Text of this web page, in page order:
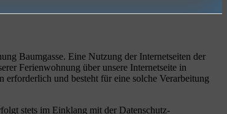
Baumgasse. Eine Nutzung der Internetseiten der
Ferienwohnung über unsere Internetseite in
erforderlich und besteht für eine solche Verarbeitung
stets im Einklang mit der Datenschutz-